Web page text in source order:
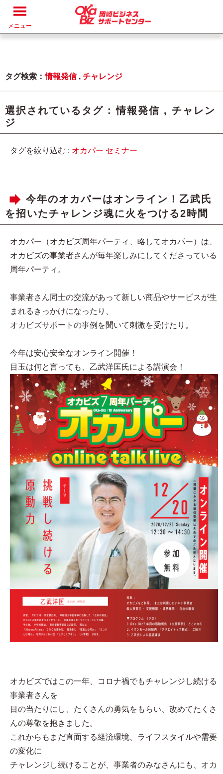
メニュー
タグ検索：情報発信, チャレンジ
選択されているタグ :情報発信 , チャレン
ジ
タグを絞り込む : オカパー セミナー
今年のオカパーはオンライン！乙武氏
を招いたチャレンジ魂に火をつける2時間
オカパー（オカビズ周年パーティ、略してオカパー）は、
オカビズの事業者さんが毎年楽しみにしてくださっている
周年パーティ。
事業者さん同士の交流があって新しい商品やサービスが生
まれるきっかけになったり、
オカビズサポートの事例を聞いて刺激を受けたり。
今年は安心安全なオンライン開催！
目玉は何と言っても、乙武洋匡氏による講演会！
オカビズではこの一年、コロナ禍でもチャレンジし続ける
事業者さんを
目の当たりにし、たくさんの勇気をもらい、改めてたくさ
んの尊敬を抱きました。
これからもまだ直面する経済環境、ライフスタイルや需要
の変化に
チャレンジし続けることが、事業者のみなさんにも、オカ